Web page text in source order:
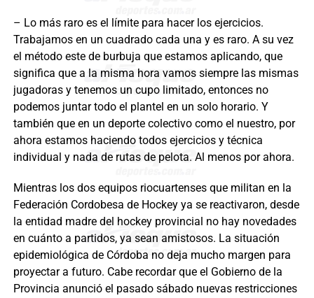
– Lo más raro es el límite para hacer los ejercicios.
Trabajamos en un cuadrado cada una y es raro. A su vez
el método este de burbuja que estamos aplicando, que
significa que a la misma hora vamos siempre las mismas
jugadoras y tenemos un cupo limitado, entonces no
podemos juntar todo el plantel en un solo horario. Y
también que en un deporte colectivo como el nuestro, por
ahora estamos haciendo todos ejercicios y técnica
individual y nada de rutas de pelota. Al menos por ahora.
Mientras los dos equipos riocuartenses que militan en la
Federación Cordobesa de Hockey ya se reactivaron, desde
la entidad madre del hockey provincial no hay novedades
en cuánto a partidos, ya sean amistosos. La situación
epidemiológica de Córdoba no deja mucho margen para
proyectar a futuro. Cabe recordar que el Gobierno de la
Provincia anunció el pasado sábado nuevas restricciones